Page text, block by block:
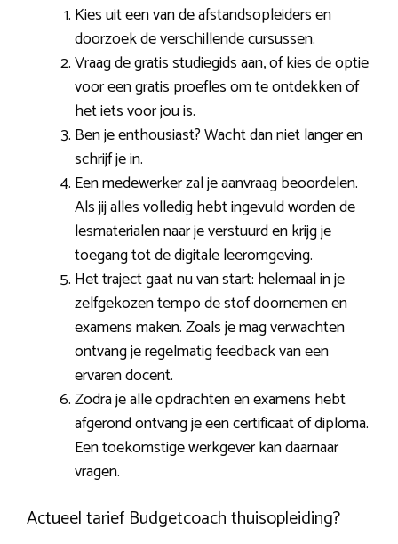
Kies uit een van de afstandsopleiders en
doorzoek de verschillende cursussen.
Vraag de gratis studiegids aan, of kies de optie
voor een gratis proefles om te ontdekken of
het iets voor jou is.
Ben je enthousiast? Wacht dan niet langer en
schrijf je in.
Een medewerker zal je aanvraag beoordelen.
Als jij alles volledig hebt ingevuld worden de
lesmaterialen naar je verstuurd en krijg je
toegang tot de digitale leeromgeving.
Het traject gaat nu van start: helemaal in je
zelfgekozen tempo de stof doornemen en
examens maken. Zoals je mag verwachten
ontvang je regelmatig feedback van een
ervaren docent.
Zodra je alle opdrachten en examens hebt
afgerond ontvang je een certificaat of diploma.
Een toekomstige werkgever kan daarnaar
vragen.
Actueel tarief Budgetcoach thuisopleiding?